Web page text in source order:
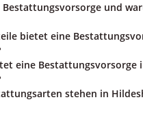
Bestattungsvorsorge und
bietet eine
eine Bestattungsvorsorge
stehen in